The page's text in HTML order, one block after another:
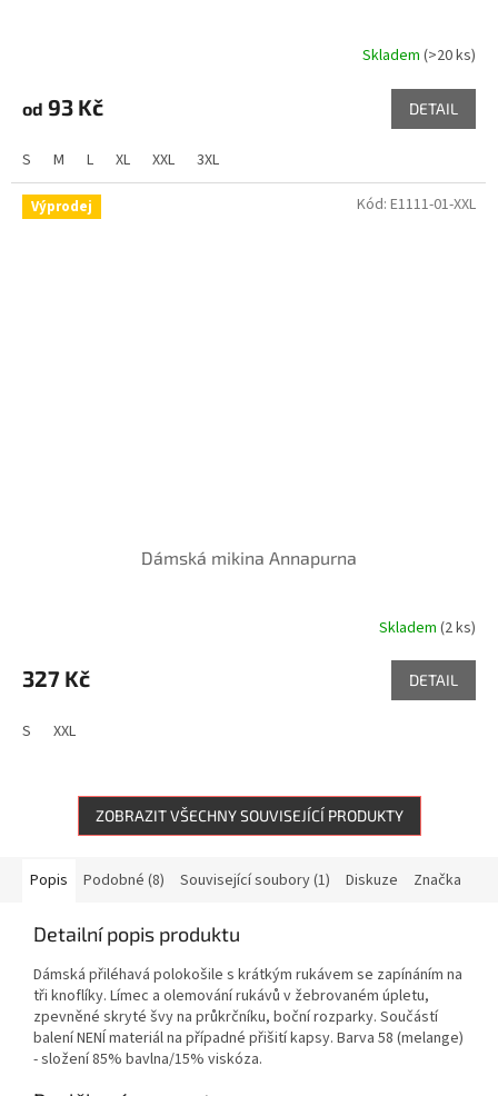
Skladem (>20 ks)
od 93 Kč DETAIL
S M L XL XXL 3XL
Výprodej
Dámská mikina Annapurna
Skladem (2 ks)
327 Kč DETAIL
S XXL
Kód: E1111-01-XXL
ZOBRAZIT VŠECHNY SOUVISEJÍCÍ PRODUKTY
Popis Podobné (8) Související soubory (1) Diskuze Značka
Detailní popis produktu
Dámská přiléhavá polokošile s krátkým rukávem se zapínáním na
tři knoflíky. Límec a olemování rukávů v žebrovaném úpletu,
zpevněné skryté švy na průkrčníku, boční rozparky. Součástí
balení NENÍ materiál na případné přišití kapsy. Barva 58 (melange)
- složení 85% bavlna/15% viskóza.